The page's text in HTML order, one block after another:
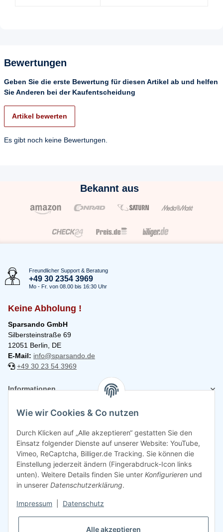
Bewertungen
Geben Sie die erste Bewertung für diesen Artikel ab und helfen
Sie Anderen bei der Kaufentscheidung
Artikel bewerten
Es gibt noch keine Bewertungen.
Bekannt aus
Freundlicher Support & Beratung
+49 30 2354 3969
Mo - Fr. von 08.00 bis 16:30 Uhr
Keine Abholung !
Sparsando GmbH
Silbersteinstraße 69
12051 Berlin, DE
E-Mail: info@sparsando.de
+49 30 23 54 3969
Informationen
Rechtliches
Wie wir Cookies & Co nutzen
Durch Klicken auf „Alle akzeptieren“ gestatten Sie den
Einsatz folgender Dienste auf unserer Website: YouTube,
Vimeo, ReCaptcha, Billiger.de Tracking. Sie können die
Einstellung jederzeit ändern (Fingerabdruck-Icon links
unten). Weitere Details finden Sie unter Konfigurieren und
in unserer Datenschutzerklärung.
Impressum Datenschutz
Alle akzeptieren